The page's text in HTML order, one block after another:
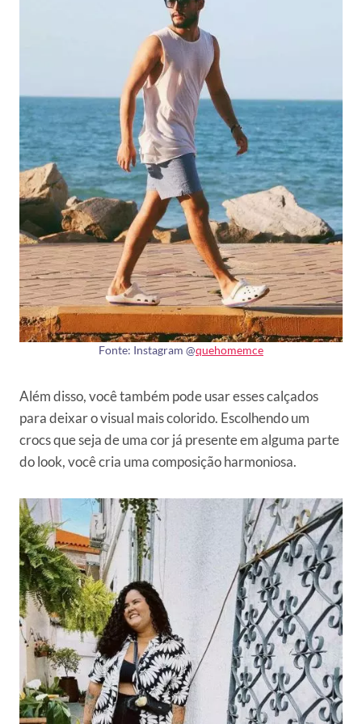
Fonte: Instagram @quehomemce
Além disso, você também pode usar esses calçados
para deixar o visual mais colorido. Escolhendo um
crocs que seja de uma cor já presente em alguma parte
do look, você cria uma composição harmoniosa.